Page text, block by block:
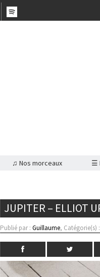
♫ Nos morceaux ☰
JUPITER – ELLIOT
Publié par :Guillaume, Catégorie(s)